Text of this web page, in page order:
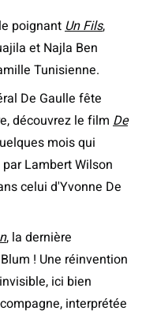
poignantUn Fils,
et Najla Ben
Tunisienne.
De Gaulle fête
découvrez le film De
mois qui
Lambert Wilson
celui d'Yvonne De
, la dernière
! Une réinvention
ici bien
interprétée